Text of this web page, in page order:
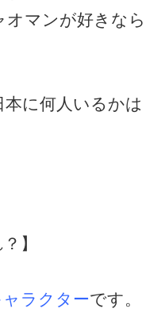
マンが好きなら
に何人いるかは
】
ラクターです。